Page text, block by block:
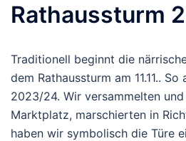
Rathaussturm
Traditionell beginnt die
dem Rathaussturm am 11.11..
2023/24. Wir versammelten
Marktplatz, marschierten in
haben wir symbolisch die Türe